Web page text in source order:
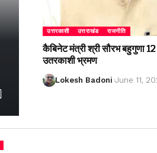
उत्तरकाशी उत्तराखंड राजनीति
कैबिनेट मंत्री श्री सौरभ बहुगुणा
उतरकाशी भ्रमण
Lokesh Badoni June 11,